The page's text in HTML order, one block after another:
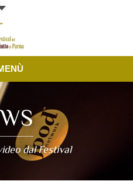
dal Festival